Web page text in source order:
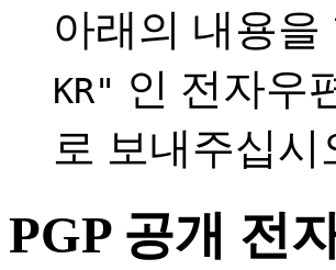
아래의 내용
KR" 인 전자우
로 보내주십시
PGP 공개 전